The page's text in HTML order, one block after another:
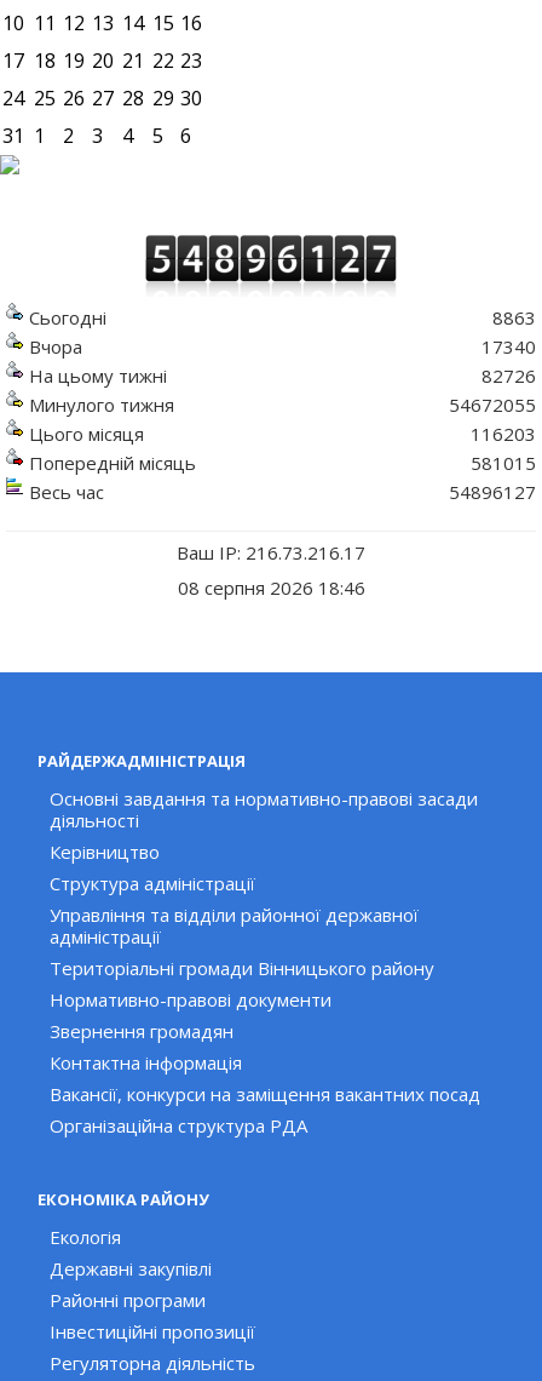
10 11 12 13 14 15 16
17 18 19 20 21 22 23
24 25 26 27 28 29 30
31 1 2 3 4 5 6
Сьогодні
Вчора
На цьому тижні
Минулого тижня
Цього місяця
Попередній місяць
Весь час
8863
17340
82726
54672055
116203
581015
54896127
Ваш IP: 216.73.216.17
08 серпня 2026 18:46
РАЙДЕРЖАДМІНІСТРАЦІЯ
Основні завдання та нормативно-правові засади
діяльності
Керівництво
Структура адміністрації
Управління та відділи районної державної
адміністрації
Територіальні громади Вінницького району
Нормативно-правові документи
Звернення громадян
Контактна інформація
Вакансії, конкурси на заміщення вакантних посад
Організаційна структура РДА
ЕКОНОМІКА РАЙОНУ
Екологія
Державні закупівлі
Районні програми
Інвестиційні пропозиції
Регуляторна діяльність